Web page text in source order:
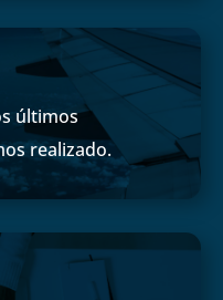
últimos
realizado.